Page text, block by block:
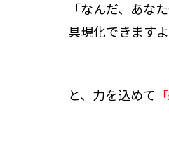
「なんだ、あな
具現化できますよ
と、力を込めて